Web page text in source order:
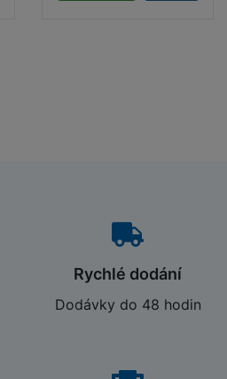
Rychlé dodání
Dodávky do 48 hodin